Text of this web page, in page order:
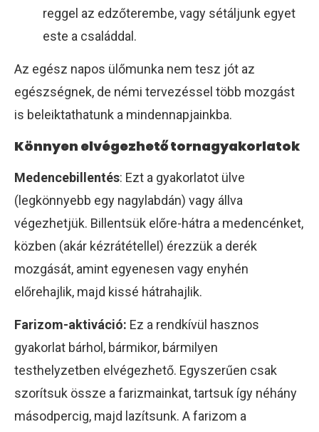
reggel az edzőterembe, vagy sétáljunk egyet
este a családdal.
Az egész napos ülőmunka nem tesz jót az
egészségnek, de némi tervezéssel több mozgást
is beleiktathatunk a mindennapjainkba.
Könnyen elvégezhető tornagyakorlatok
Medencebillentés: Ezt a gyakorlatot ülve
(legkönnyebb egy nagylabdán) vagy állva
végezhetjük. Billentsük előre-hátra a medencénket,
közben (akár kézrátétellel) érezzük a derék
mozgását, amint egyenesen vagy enyhén
előrehajlik, majd kissé hátrahajlik.
Farizom-aktiváció: Ez a rendkívül hasznos
gyakorlat bárhol, bármikor, bármilyen
testhelyzetben elvégezhető. Egyszerűen csak
szorítsuk össze a farizmainkat, tartsuk így néhány
másodpercig, majd lazítsunk. A farizom a